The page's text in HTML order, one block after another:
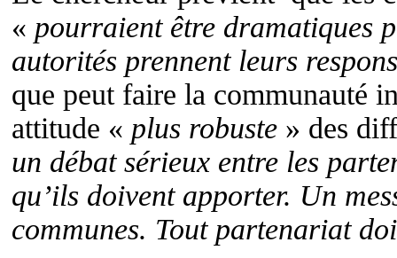
« pourraient être dramatiques
autorités prennent leurs
que peut faire la communauté
attitude « plus robuste » des
un débat sérieux entre les
qu’ils doivent apporter. Un
communes. Tout partenariat